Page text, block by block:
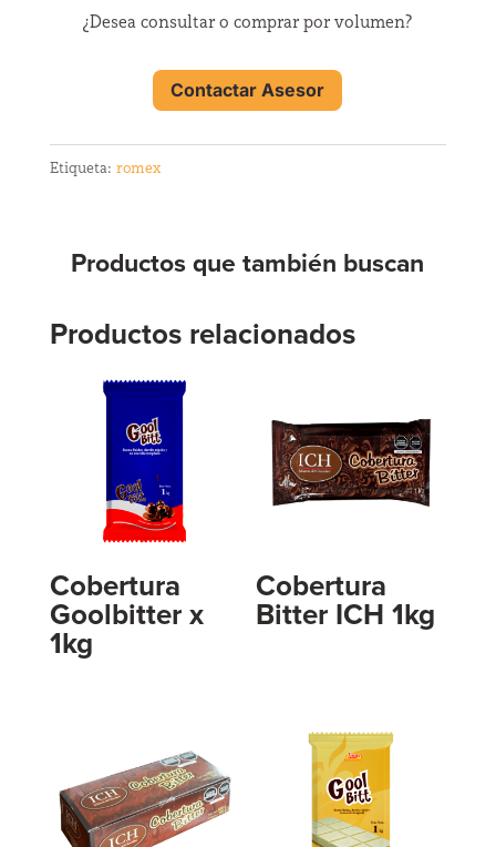
¿Desea consultar o comprar por volumen?
Contactar Asesor
Etiqueta: romex
Productos que también buscan
Productos relacionados
Cobertura
Goolbitter x
1kg
Cobertura
Bitter ICH 1kg